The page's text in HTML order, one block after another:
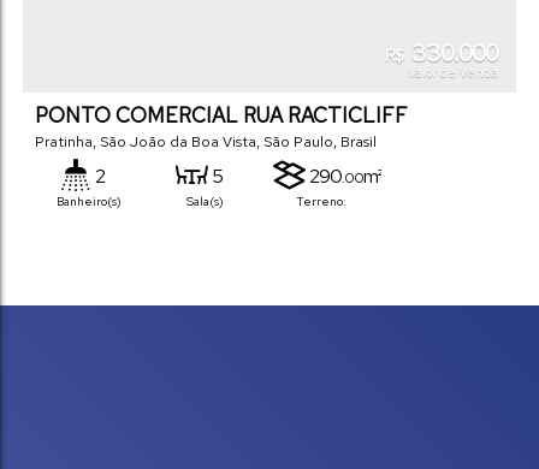
R$ 330.000
Valor de Venda
PONTO COMERCIAL RUA RACTICLIFF
Pratinha, São João da Boa Vista, São Paulo, Brasil
2
Banheiro(s)
5
Sala(s) Terreno:
290.00m²